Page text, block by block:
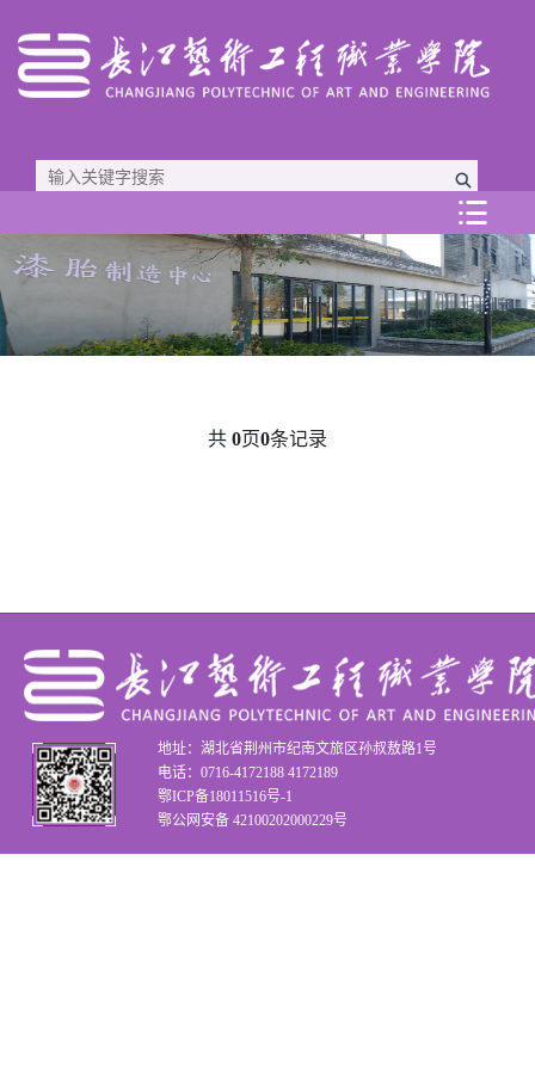

共 0页0条记录
地址：湖北省荆州市纪南文旅区孙叔敖路1号
电话：0716-4172188 4172189
鄂ICP备18011516号-1
鄂公网安备 42100202000229号